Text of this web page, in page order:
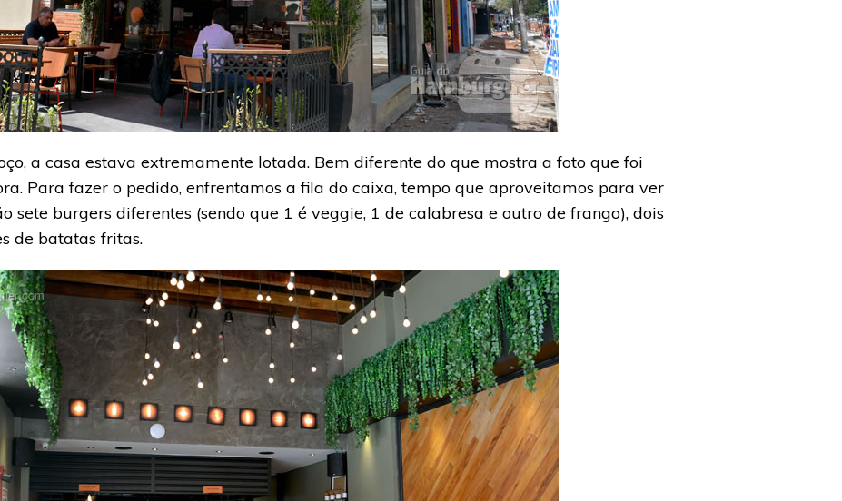
a casa estava extremamente lotada. Bem diferente do que mostra a foto que foi
Para fazer o pedido, enfrentamos a fila do caixa, tempo que aproveitamos para ver
sete burgers diferentes (sendo que 1 é veggie, 1 de calabresa e outro de frango), dois
de batatas fritas.